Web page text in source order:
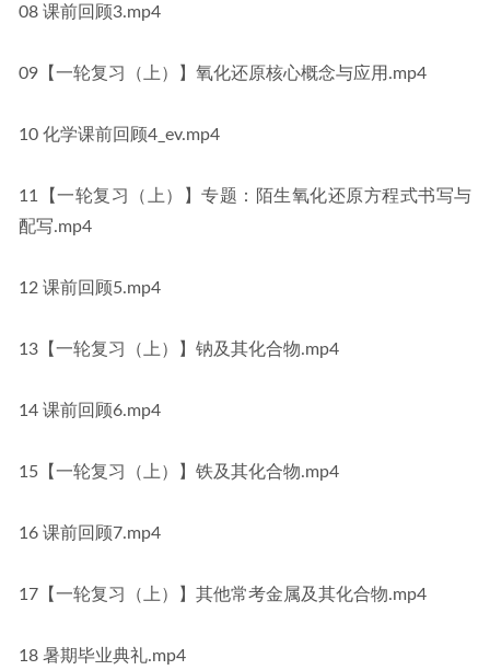
08 课前回顾3.mp4
09【一轮复习（上）】氧化还原核心概念与应用.mp4
10 化学课前回顾4_ev.mp4
11【一轮复习（上）】专题：陌生氧化还原方程式书写与
配写.mp4
12 课前回顾5.mp4
13【一轮复习（上）】钠及其化合物.mp4
14 课前回顾6.mp4
15【一轮复习（上）】铁及其化合物.mp4
16 课前回顾7.mp4
17【一轮复习（上）】其他常考金属及其化合物.mp4
18 暑期毕业典礼.mp4